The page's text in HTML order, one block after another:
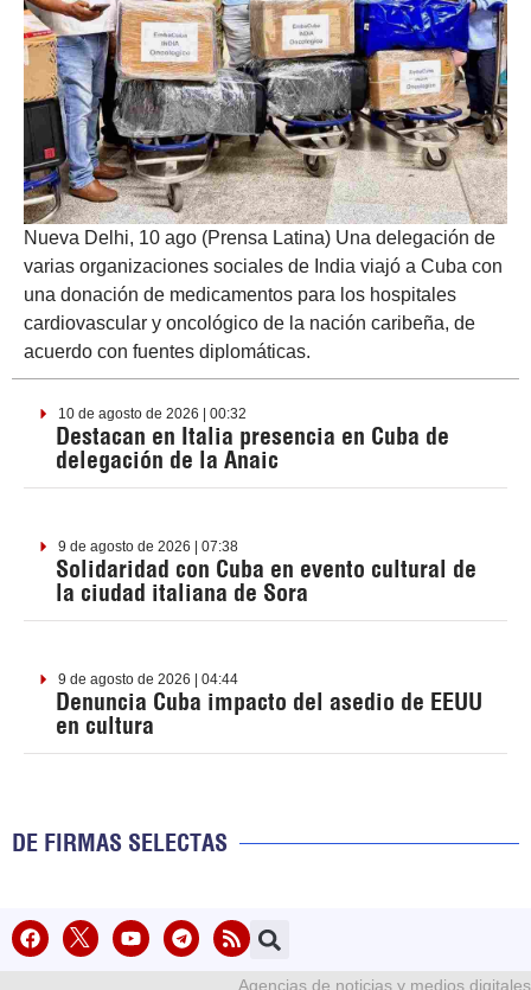
Nueva Delhi, 10 ago (Prensa Latina) Una delegación de
varias organizaciones sociales de India viajó a Cuba con
una donación de medicamentos para los hospitales
cardiovascular y oncológico de la nación caribeña, de
acuerdo con fuentes diplomáticas.
10 de agosto de 2026 | 00:32
Destacan en Italia presencia en Cuba de
delegación de la Anaic
9 de agosto de 2026 | 07:38
Solidaridad con Cuba en evento cultural de
la ciudad italiana de Sora
9 de agosto de 2026 | 04:44
Denuncia Cuba impacto del asedio de EEUU
en cultura
DE FIRMAS SELECTAS
Agencias de noticias y medios digitales